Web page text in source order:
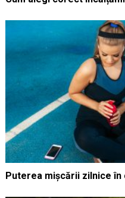
Puterea mișcării zilnice